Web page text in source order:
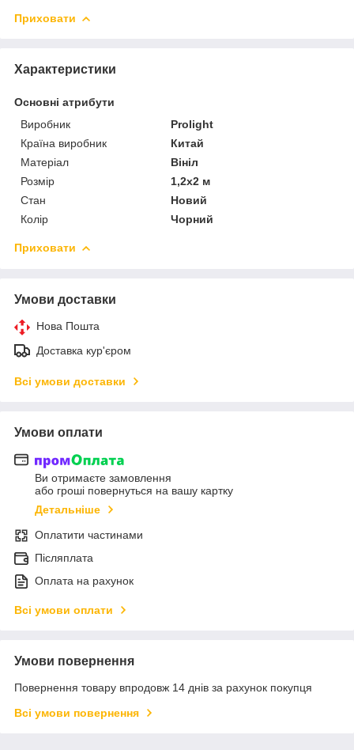
Приховати
Характеристики
Основні атрибути
Виробник
Prolight
Країна виробник
Китай
Матеріал
Вініл
Розмір
1,2х2 м
Стан
Новий
Колір
Чорний
Приховати
Умови доставки
Нова Пошта
Доставка кур'єром
Всі умови доставки
Умови оплати
Ви отримаєте замовлення
або гроші повернуться на вашу картку
Детальніше
Оплатити частинами
Післяплата
Оплата на рахунок
Всі умови оплати
Умови повернення
Повернення товару впродовж 14 днів за рахунок покупця
Всі умови повернення